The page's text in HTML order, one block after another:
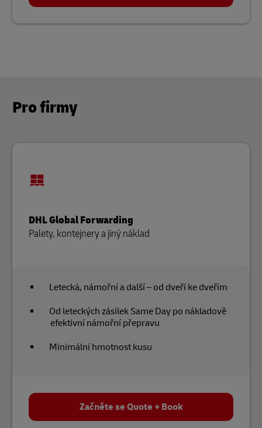
Pro firmy
DHL Global Forwarding
Palety, kontejnery a jiný náklad
Letecká, námořní a další – od dveří ke dveřím
Od leteckých zásilek Same Day po nákladově
efektivní námořní přepravu
Minimální hmotnost kusu
Začněte se Quote + Book